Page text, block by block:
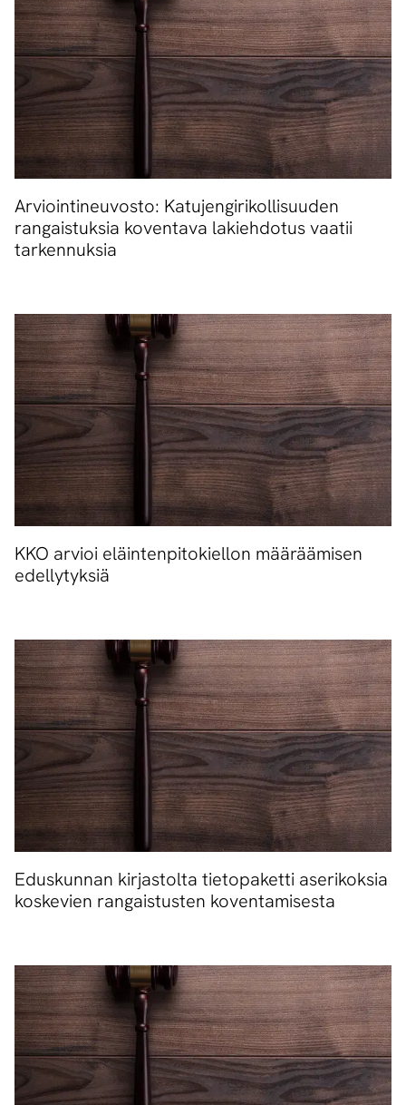
Arviointineuvosto: Katujengirikollisuuden
rangaistuksia koventava lakiehdotus vaatii
tarkennuksia
KKO arvioi eläintenpitokiellon määräämisen
edellytyksiä
Eduskunnan kirjastolta tietopaketti aserikoksia
koskevien rangaistusten koventamisesta